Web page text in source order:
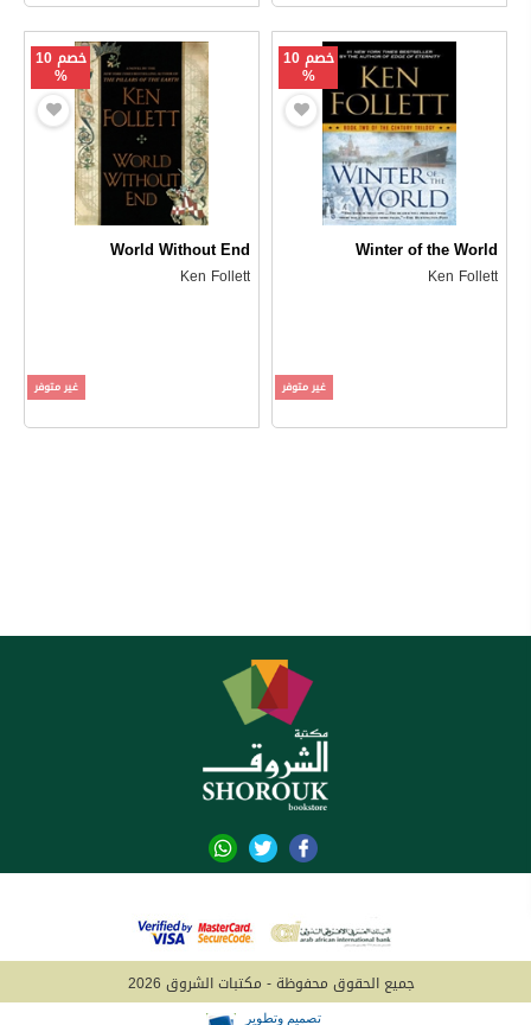
خصم 10
%
Winter of the World
Ken Follett
غير متوفر
خصم 10
%
World Without End
Ken Follett
غير متوفر
جميع الحقوق محفوظة - مكتبات الشروق 2026
تصميم وتطوير